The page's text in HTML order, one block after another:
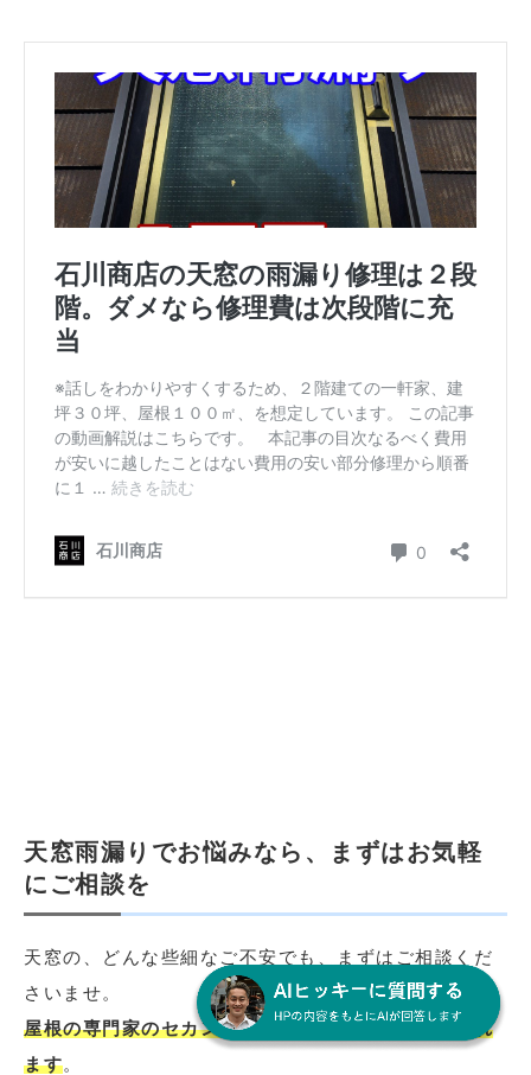
天窓雨漏りでお悩みなら、まずはお気軽
にご相談を
天窓の、どんな些細なご不安でも、まずはご相談くだ
さいませ。
屋根の専門家のセカンドオピニオンを気軽に受けられ
ます。